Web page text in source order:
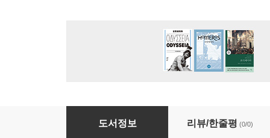
가짜뉴스보다 빠른 감정의 전염
도서정보 리뷰/한줄평 (0/0)